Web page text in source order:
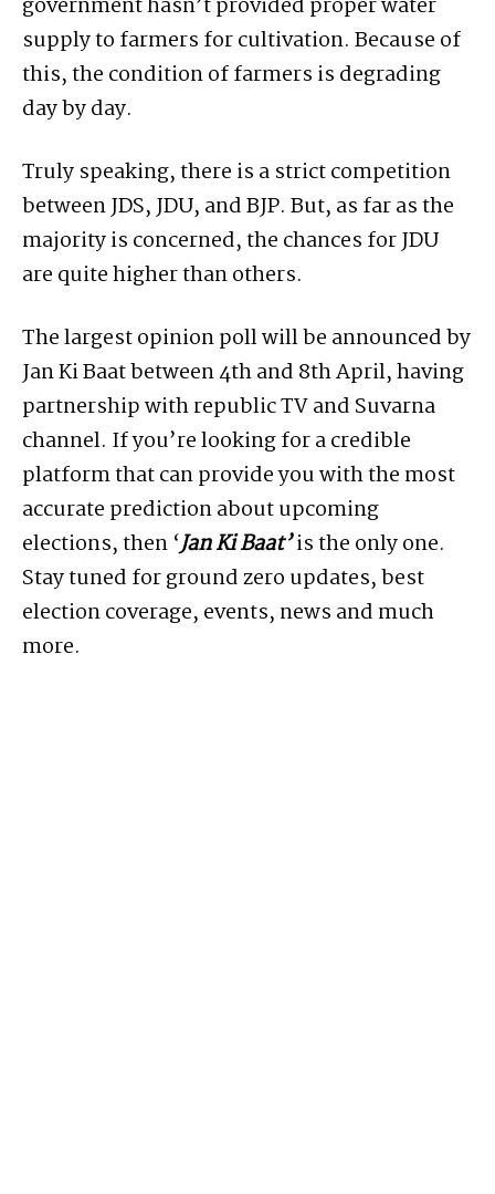
supply to farmers for cultivation. Because of
this, the condition of farmers is degrading
day by day.
Truly speaking, there is a strict competition
between JDS, JDU, and BJP. But, as far as the
majority is concerned, the chances for JDU
are quite higher than others.
The largest opinion poll will be announced by
Jan Ki Baat between 4th and 8th April, having
partnership with republic TV and Suvarna
channel. If you’re looking for a credible
platform that can provide you with the most
accurate prediction about upcoming
elections, then ‘Jan Ki Baat’is the only one.
Stay tuned for ground zero updates, best
election coverage, events, news and much
more.